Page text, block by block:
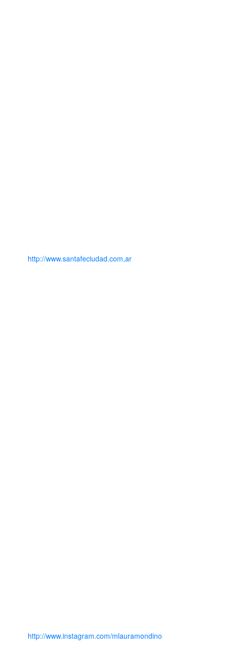
http://www.santafeciudad.com,ar
http://www.instagram.com/mlauramondino